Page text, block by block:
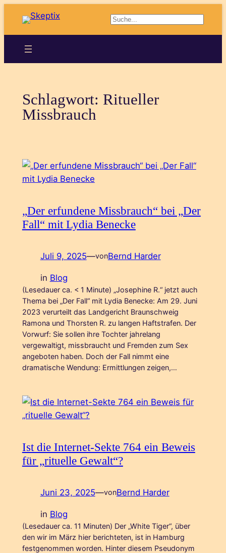
Inhalt
springen
Suchen
Schlagwort: Ritueller
Missbrauch
„Der erfundene Missbrauch“ bei „Der
Fall“ mit Lydia Benecke
Juli 9, 2025—vonBernd Harder
in Blog
(Lesedauer ca. < 1 Minute) „Josephine R.“ jetzt auch
Thema bei „Der Fall“ mit Lydia Benecke: Am 29. Juni
2023 verurteilt das Landgericht Braunschweig
Ramona und Thorsten R. zu langen Haftstrafen. Der
Vorwurf: Sie sollen ihre Tochter jahrelang
vergewaltigt, missbraucht und Fremden zum Sex
angeboten haben. Doch der Fall nimmt eine
dramatische Wendung: Ermittlungen zeigen,…
Ist die Internet-Sekte 764 ein Beweis
für „rituelle Gewalt“?
Juni 23, 2025—vonBernd Harder
in Blog
(Lesedauer ca. 11 Minuten) Der „White Tiger“, über
den wir im März hier berichteten, ist in Hamburg
festgenommen worden. Hinter diesem Pseudonym